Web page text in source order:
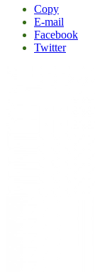
Copy
E-mail
Facebook
Twitter